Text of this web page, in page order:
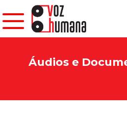
Áudios e